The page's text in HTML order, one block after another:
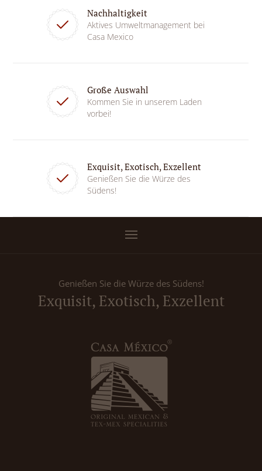
Nachhaltigkeit
Aktives Umweltmanagement bei
Casa Mexico
Große Auswahl
Kommen Sie in unserem Laden
vorbei!
Exquisit, Exotisch, Exzellent
Genießen Sie die Würze des
Südens!
Genießen Sie die Würze des Südens!
Exquisit, Exotisch, Exzellent